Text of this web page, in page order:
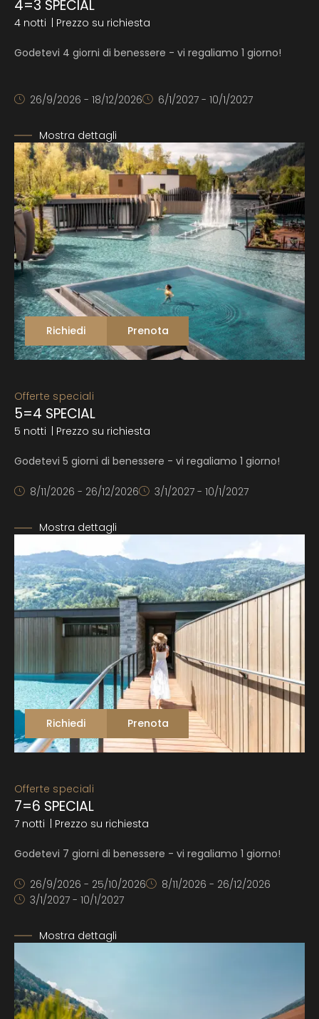
4=3 SPECIAL
4 notti | Prezzo su richiesta
Godetevi 4 giorni di benessere - vi regaliamo 1 giorno!
26/9/2026 - 18/12/2026 6/1/2027 - 10/1/2027
Mostra dettagli
Richiedi Prenota
Offerte speciali
5=4 SPECIAL
5 notti | Prezzo su richiesta
Godetevi 5 giorni di benessere - vi regaliamo 1 giorno!
8/11/2026 - 26/12/2026 3/1/2027 - 10/1/2027
Mostra dettagli
Richiedi Prenota
Offerte speciali
7=6 SPECIAL
7 notti | Prezzo su richiesta
Godetevi 7 giorni di benessere - vi regaliamo 1 giorno!
26/9/2026 - 25/10/2026
8/11/2026 - 26/12/2026
3/1/2027 - 10/1/2027
Mostra dettagli